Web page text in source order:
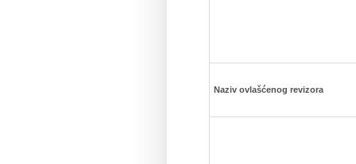
Naziv ovlašćenog revizora